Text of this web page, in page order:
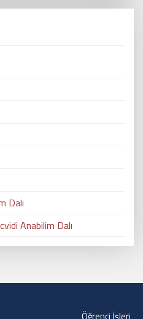
Dalı
Anabilim Dalı